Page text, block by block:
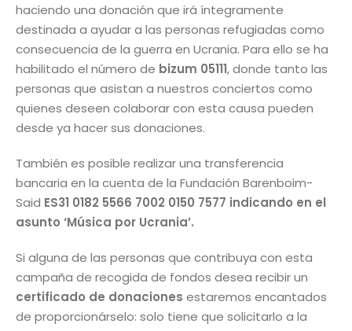
haciendo una donación que irá íntegramente
destinada a ayudar a las personas refugiadas como
consecuencia de la guerra en Ucrania. Para ello se ha
habilitado el número de bizum 05111, donde tanto las
personas que asistan a nuestros conciertos como
quienes deseen colaborar con esta causa pueden
desde ya hacer sus donaciones.
También es posible realizar una transferencia
bancaria en la cuenta de la Fundación Barenboim-
Said ES31 0182 5566 7002 0150 7577 indicando en el
asunto ‘Música por Ucrania’.
Si alguna de las personas que contribuya con esta
campaña de recogida de fondos desea recibir un
certificado de donaciones estaremos encantados
de proporcionárselo: solo tiene que solicitarlo a la